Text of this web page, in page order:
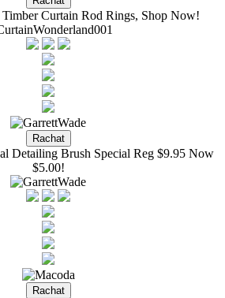
Curtain Rod Rings, Shop Now!
Detailing Brush Special Reg $9.95 Now
$5.00!